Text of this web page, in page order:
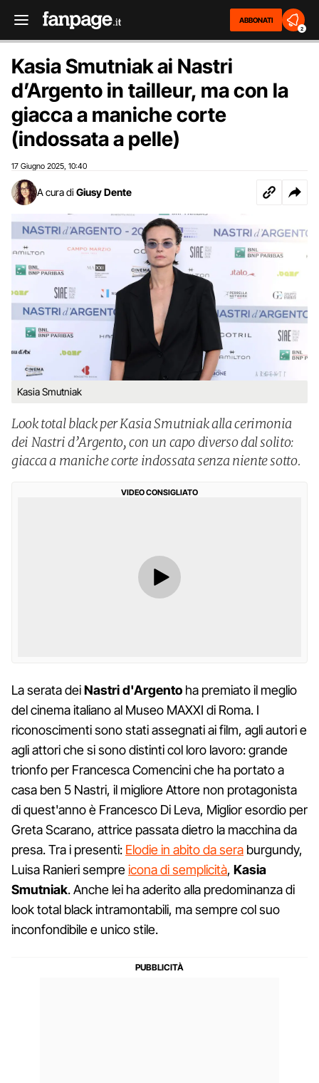
ABBONATI
2
Kasia Smutniak ai Nastri
d’Argento in tailleur, ma con la
giacca a maniche corte
(indossata a pelle)
17 Giugno 2025 10:40
A cura di Giusy Dente
Kasia Smutniak
Look total black per Kasia Smutniak alla cerimonia
dei Nastri d’Argento, con un capo diverso dal solito:
giacca a maniche corte indossata senza niente sotto.
VIDEO CONSIGLIATO
La serata deiNastri d'Argento ha premiato il meglio
del cinema italiano al Museo MAXXI di Roma. I
riconoscimenti sono stati assegnati ai film, agli autori e
agli attori che si sono distinti col loro lavoro: grande
trionfo per Francesca Comencini che ha portato a
casa ben 5 Nastri, il migliore Attore non protagonista
di quest'anno è Francesco Di Leva, Miglior esordio per
Greta Scarano, attrice passata dietro la macchina da
presa. Tra i presenti: Elodie in abito da sera burgundy,
Luisa Ranieri sempreicona di semplicità, Kasia
Smutniak. Anche lei ha aderito alla predominanza di
look total black intramontabili, ma sempre col suo
inconfondibile e unico stile.